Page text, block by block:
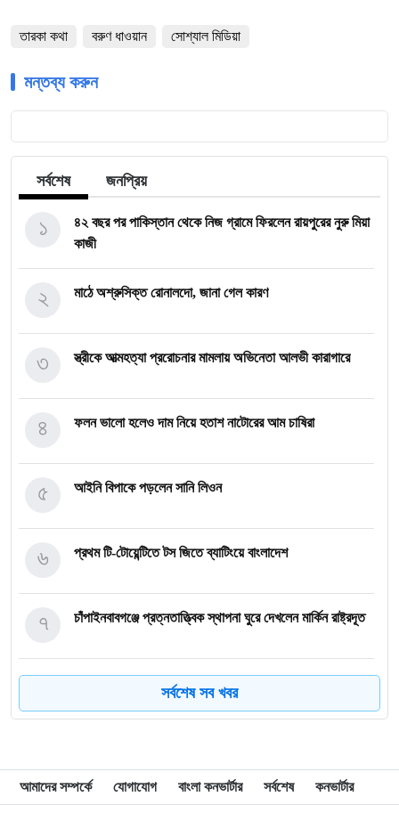
তারকা কথা বরুণ ধাওয়ান সোশ্যাল মিডিয়া
মন্তব্য করুন
সর্বশেষ জনপ্রিয়
৪২ বছর পর পাকিস্তান থেকে নিজ গ্রামে ফিরলেন রায়পুরের নুরু মিয়া
কাজী
১
মাঠে অশ্রুসিক্ত রোনালদো, জানা গেল কারণ
২
স্ত্রীকে আত্মহত্যা প্ররোচনার মামলায় অভিনেতা আলভী কারাগারে
৩
ফলন ভালো হলেও দাম নিয়ে হতাশ নাটোরের আম চাষিরা
৪
আইনি বিপাকে পড়লেন সানি লিওন
৫
প্রথম টি-টোয়েন্টিতে টস জিতে ব্যাটিংয়ে বাংলাদেশ
৬
চাঁপাইনবাবগঞ্জে প্রত্নতাত্ত্বিক স্থাপনা ঘুরে দেখলেন মার্কিন রাষ্ট্রদূত
৭
শ্রীমঙ্গলে প্রধানমন্ত্রী পৌঁছানোর আগেই বাতাসে ভেঙে পড়ল প্যান্ডেল
সর্বশেষ সব খবর
আমাদের সম্পর্কে যোগাযোগ বাংলা কনভার্টার সর্বশেষ কনভার্টার